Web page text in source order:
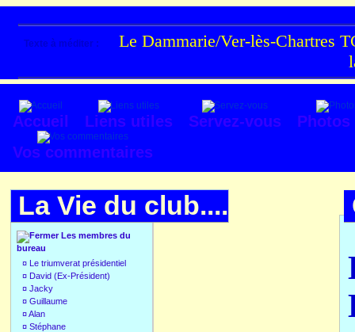
Texte à méditer :
Le Dammarie/Ver-lès-Chartres
Accueil Liens utiles Servez-vous
Photos
Vos commentaires
La Vie du club....
Les membres du
bureau
¤ Le triumverat présidentiel
¤ David (Ex-Président)
¤ Jacky
¤ Guillaume
¤Alan
¤ Stéphane